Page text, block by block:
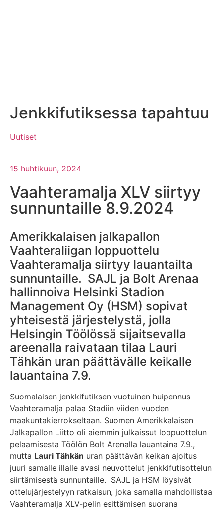
Jenkkifutiksessa tapahtuu
Uutiset
15 huhtikuun, 2024
Vaahteramalja XLV siirtyy
sunnuntaille 8.9.2024
Amerikkalaisen jalkapallon
Vaahteraliigan loppuottelu
Vaahteramalja siirtyy lauantailta
sunnuntaille. SAJL ja Bolt Arenaa
hallinnoiva Helsinki Stadion
Management Oy (HSM) sopivat
yhteisestä järjestelystä, jolla
Helsingin Töölössä sijaitsevalla
areenalla raivataan tilaa Lauri
Tähkän uran päättävälle keikalle
lauantaina 7.9.
Suomalaisen jenkkifutiksen vuotuinen huipennus
Vaahteramalja palaa Stadiin viiden vuoden
maakuntakierrokseltaan. Suomen Amerikkalaisen
Jalkapallon Liitto oli aiemmin julkaissut loppuottelun
pelaamisesta Töölön Bolt Arenalla lauantaina 7.9.,
mutta Lauri Tähkän uran päättävän keikan ajoitus
juuri samalle illalle avasi neuvottelut jenkkifutisottelun
siirtämisestä sunnuntaille. SAJL ja HSM löysivät
ottelujärjestelyyn ratkaisun, joka samalla mahdollistaa
Vaahteramalja XLV-pelin esittämisen suorana